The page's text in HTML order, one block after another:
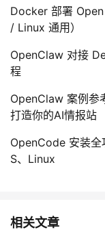
Docker 部署
/ Linux 通用）
OpenClaw 对接
程
OpenClaw 案例参
打造你的AI情报站
OpenCode 安装
S、Linux
相关文章